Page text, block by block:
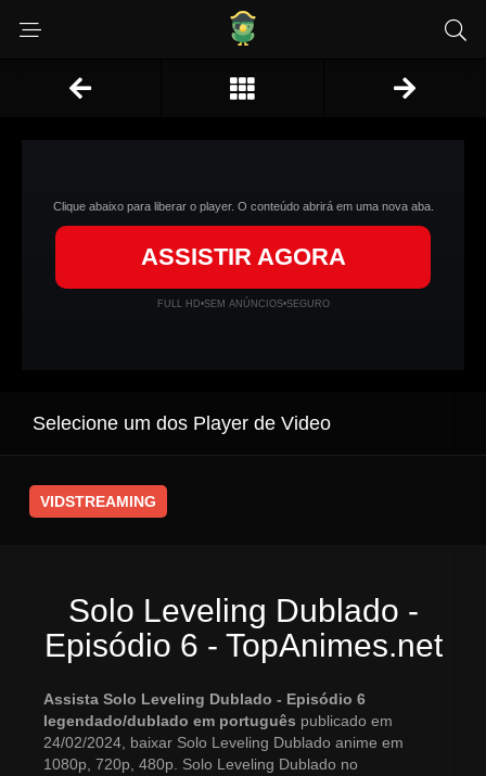
Clique abaixo para liberar o player. O conteúdo abrirá em uma nova aba.
ASSISTIR AGORA
FULL HD•SEM ANÚNCIOS•SEGURO
Selecione um dos Player de Video
VIDSTREAMING
Solo Leveling Dublado -
Episódio 6 - TopAnimes.net
Assista Solo Leveling Dublado - Episódio 6
legendado/dublado em português publicado em
24/02/2024, baixar Solo Leveling Dublado anime em
1080p, 720p, 480p. Solo Leveling Dublado no